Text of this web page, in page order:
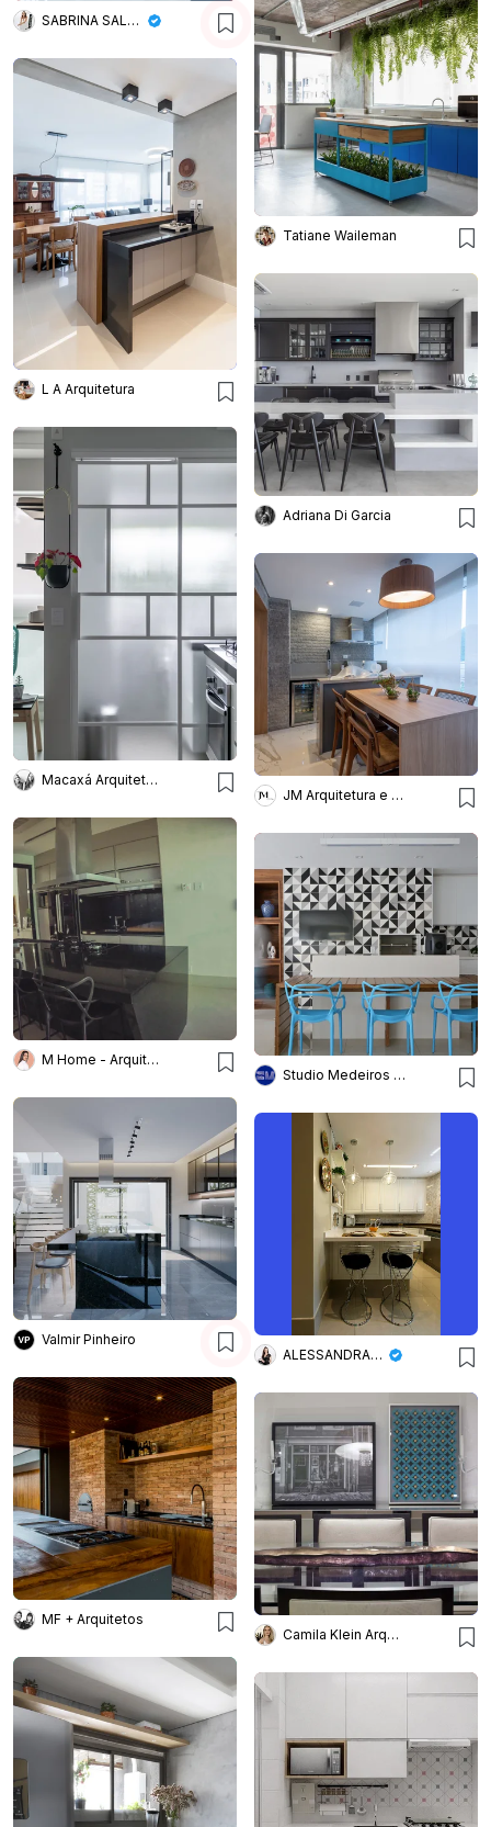
SABRINA SALLES
Tatiane Waileman
L A Arquitetura
Adriana Di Garcia
Macaxá Arquitetura
JM Arquitetura e Interiores
M Home - Arquitetura e Interiores
Studio Medeiros Arquitetura
Valmir Pinheiro
ALESSANDRA BRAGGION ARQUITETURA & INTERIORES
MF + Arquitetos
Camila Klein Arquiteta